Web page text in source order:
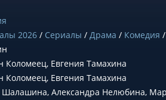
2026 / Сериалы / Драма / Комедия /
Коломеец, Евгения Тамахина
Коломеец, Евгения Тамахина
Александра Нелюбина,